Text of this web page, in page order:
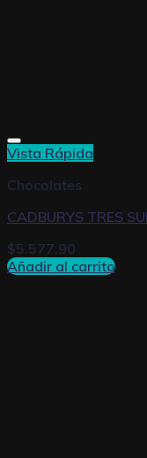
Vista Rápida
Chocolates
CADBURYS TRES
$5.577,90
Añadir al carrito